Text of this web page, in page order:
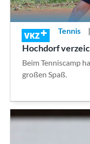
VKZ Tennis
Hochdorf
Beim Tenniscamp
großen Spaß.